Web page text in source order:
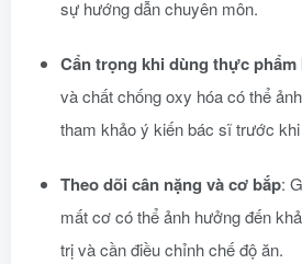
sự hướng dẫn chuyên môn.
Cẩn trọng khi dùng thực phẩm
và chất chống oxy hóa có thể
tham khảo ý kiến bác sĩ trước khi
Theo dõi cân nặng và cơ bắp:
mất cơ có thể ảnh hưởng đến
trị và cần điều chỉnh chế độ ăn.